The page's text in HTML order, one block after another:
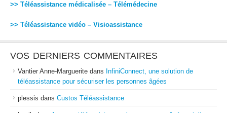
>> Téléassistance médicalisée – Télémédecine
>> Téléassistance vidéo – Visioassistance
VOS DERNIERS COMMENTAIRES
Vantier Anne-Marguerite dans InfiniConnect, une solution de
téléassistance pour sécuriser les personnes âgées
plessis dans Custos Téléassistance